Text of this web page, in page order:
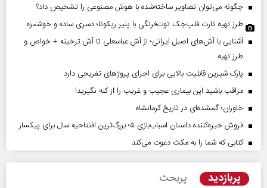
چگونه می‌توان تصاویر ساخته‌شده با هوش مصنوعی را تشخیص داد؟
طرز تهیه تارت فلپ‌جک توت‌فرنگی با پنیر ریکوتا؛ دسری ساده و خوشمزه
آشنایی با آش‌های اصیل ایرانی؛ از آش عباسعلی تا آش ترخینه + خواص و
طرز تهیه
پارک شیرین قابلیت‌ بالایی برای اجرای پروژهای تفریحی دارد
مراقب باشید این بیماری عجیب و غریب را از کنه نگیرید!
خاوران؛ گمشده‌ای در تاریخ کرمانشاه
فروش خیره‌کننده داستان اسباب‌بازی ۵؛ بزرگ‌ترین افتتاحیه سال برای پیکسار
کتابی که شما را به مکث دعوت می‌کند
پربازدید پربحث